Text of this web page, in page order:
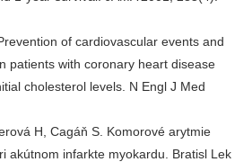
of cardiovascular events and
patients with coronary heart disease
cholesterol levels. N Engl J Med
H, Cagáň S. Komorové arytmie
akútnom infarkte myokardu. Bratisl Lek